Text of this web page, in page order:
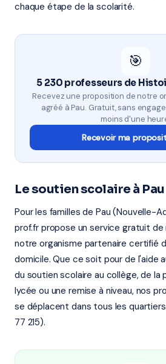
chaque étape de la scolarité.
🎯
5 230 professeurs de
Recevez une proposition de notre
agréé à Pau. Gratuit, sans
moins d'une
Recevoir ma
Le soutien scolaire à Pau
Pour les familles de Pau (Nouvelle-
prof.fr propose un service gratuit de
notre organisme partenaire certifié
domicile. Que ce soit pour de l'aide
du soutien scolaire au collège, de la
lycée ou une remise à niveau, nos
se déplacent dans tous les
77 215).